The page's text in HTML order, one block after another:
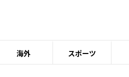
海外 スポーツ